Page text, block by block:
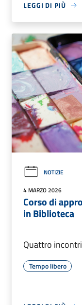
LEGGI DI PIÙ
NOTIZIE
4 MARZO 2026
Corso di
in Biblioteca
Quattro
Tempo libero